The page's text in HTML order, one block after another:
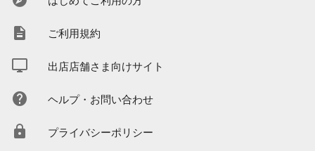
ご利用規約
出店店舗さま向けサイト
ヘルプ・お問い合わせ
プライバシーポリシー